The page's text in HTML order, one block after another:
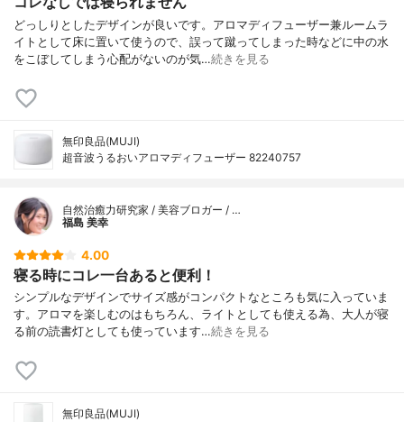
どっしりとしたデザインが良いです。アロマディフューザー兼ルームラ
イトとして床に置いて使うので、誤って蹴ってしまった時などに中の水
をこぼしてしまう心配がないのが気…続きを見る
無印良品(MUJI)
超音波うるおいアロマディフューザー 82240757
自然治癒力研究家 / 美容ブロガー / …
福島 美幸
4.00
寝る時にコレ一台あると便利！
シンプルなデザインでサイズ感がコンパクトなところも気に入っていま
す。アロマを楽しむのはもちろん、ライトとしても使える為、大人が寝
る前の読書灯としても使っています…続きを見る
無印良品(MUJI)